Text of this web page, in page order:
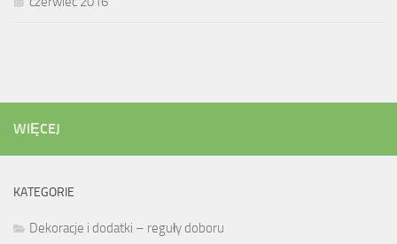
WIĘCEJ
KATEGORIE
Dekoracje i dodatki – reguły doboru